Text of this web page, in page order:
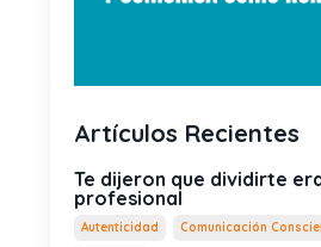
Artículos Recientes
Te dijeron que dividirte
profesional
Autenticidad Comunicación